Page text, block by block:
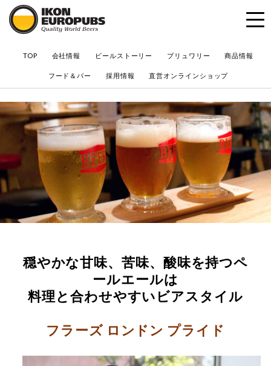
TOP 会社情報 ビールストーリー ブリュワリー 商品情報
フード＆バー 採用情報 直営オンラインショップ
穏やかな甘味、苦味、酸味を持つペ
ールエールは
料理と合わせやすいビアスタイル
フラーズ ロンドン プライド